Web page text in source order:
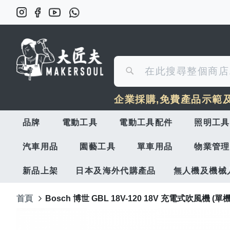
尋
搜
尋
企業採購,免費產品示範
品牌 電動工具 電動工具配件 照明工具
汽車用品 園藝工具 單車用品 物業管
新品上架 日本及海外代購產品 無人機及機械
首頁 Bosch 博世 GBL 18V-120 18V 充電式吹風機 (單